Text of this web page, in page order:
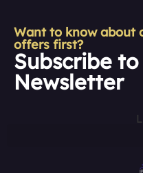
Want to know about
offers first?
Subscribe to
Newsletter